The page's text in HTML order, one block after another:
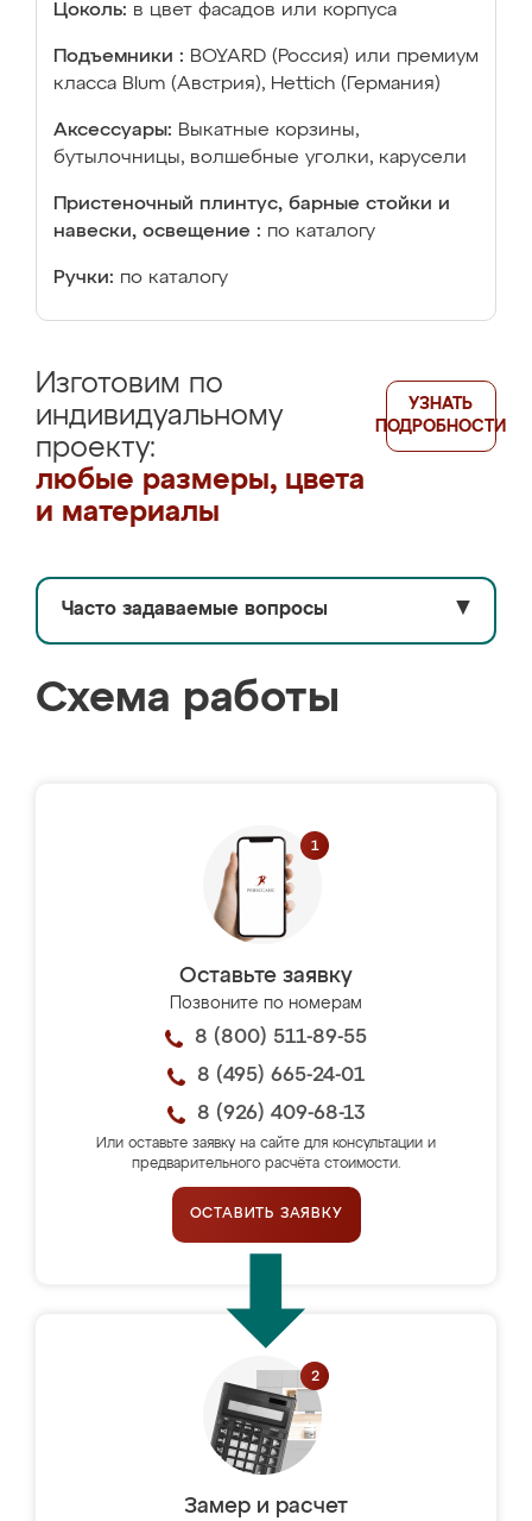
Цоколь: в цвет фасадов или корпуса
Подъемники : BOYARD (Россия) или премиум
класса Blum (Австрия), Hettich (Германия)
Аксессуары: Выкатные корзины,
бутылочницы, волшебные уголки, карусели
Пристеночный плинтус, барные стойки и
навески, освещение : по каталогу
Ручки: по каталогу
Изготовим по
индивидуальному
проекту:
любые размеры, цвета
и материалы
УЗНАТЬ
ПОДРОБНОСТИ
Часто задаваемые вопросы ▼
Схема работы
Оставьте заявку
Позвоните по номерам
8 (800) 511-89-55
8 (495) 665-24-01
8 (926) 409-68-13
Или оставьте заявку на сайте для консультации и
предварительного расчёта стоимости.
ОСТАВИТЬ ЗАЯВКУ
Замер и расчет